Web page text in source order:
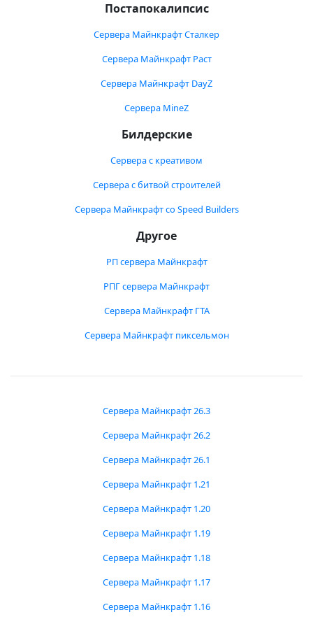
Постапокалипсис
Сервера Майнкрафт Сталкер
Сервера Майнкрафт Раст
Сервера Майнкрафт DayZ
Сервера MineZ
Билдерские
Сервера с креативом
Сервера с битвой строителей
Сервера Майнкрафт со Speed Builders
Другое
РП сервера Майнкрафт
РПГ сервера Майнкрафт
Сервера Майнкрафт ГТА
Сервера Майнкрафт пиксельмон
Сервера Майнкрафт 26.3
Сервера Майнкрафт 26.2
Сервера Майнкрафт 26.1
Сервера Майнкрафт 1.21
Сервера Майнкрафт 1.20
Сервера Майнкрафт 1.19
Сервера Майнкрафт 1.18
Сервера Майнкрафт 1.17
Сервера Майнкрафт 1.16